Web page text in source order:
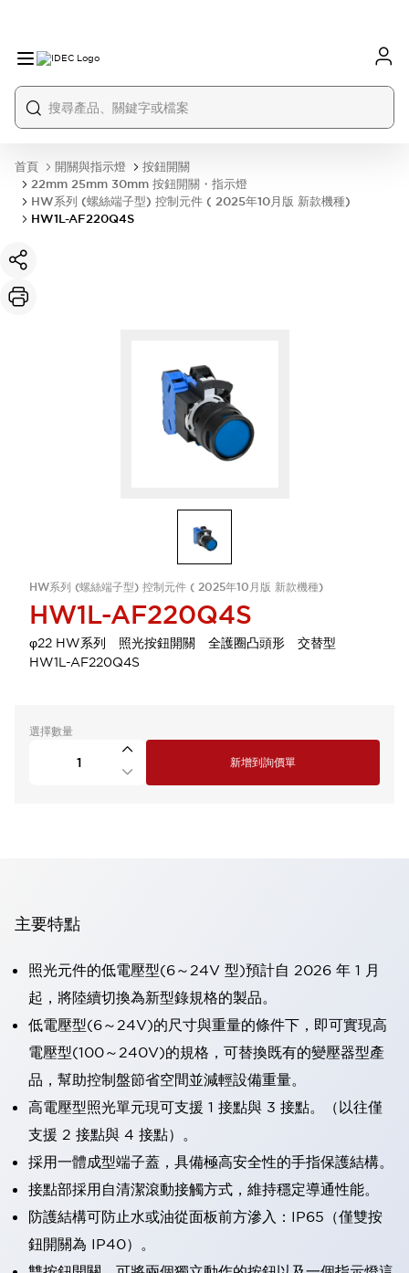
首頁 開關與指示燈
按鈕開關
22mm 25mm 30mm 按鈕開關・指示燈
HW系列 (螺絲端子型) 控制元件 ( 2025年10月版 新款機種)
HW1L-AF220Q4S
HW系列 (螺絲端子型) 控制元件 ( 2025年10月版 新款機種)
HW1L-AF220Q4S
φ22 HW系列 照光按鈕開關 全護圈凸頭形 交替型
HW1L-AF220Q4S
選擇數量
新增到詢價單
主要特點
照光元件的低電壓型(6～24V 型)預計自 2026 年 1 月
起，將陸續切換為新型錄規格的製品。
低電壓型(6～24V)的尺寸與重量的條件下，即可實現高
電壓型(100～240V)的規格，可替換既有的變壓器型產
品，幫助控制盤節省空間並減輕設備重量。
高電壓型照光單元現可支援 1 接點與 3 接點。（以往僅
支援 2 接點與 4 接點）。
採用一體成型端子蓋，具備極高安全性的手指保護結構。
接點部採用自清潔滾動接觸方式，維持穩定導通性能。
防護結構可防止水或油從面板前方滲入：IP65（僅雙按
鈕開關為 IP40）。